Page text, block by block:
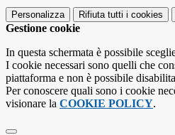
Personalizza Rifiuta tutti i cookies
Gestione cookie
In questa schermata è possibile
I cookie necessari sono quelli che
piattaforma e non è possibile
Per conoscere quali sono i cookie
visionare la COOKIE POLICY.